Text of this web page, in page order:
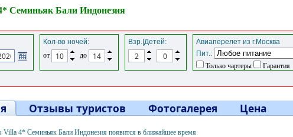
Семиньяк Бали Индонезия
Кол-во ночей:
от
до
Взр.|Детей:
Авиаперелет из г.Москва
Пит.:
Только чартеры
Гарантия
Отзывы туристов Фотогалерея Цена
4* Семиньяк Бали Индонезия появится в ближайшее время